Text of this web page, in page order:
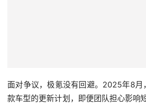
面对争议，极氪没有回避。2025年8月
款车型的更新计划，即便团队担心影响